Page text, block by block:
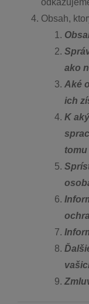
Obsah,
ako
Aké
ich
K